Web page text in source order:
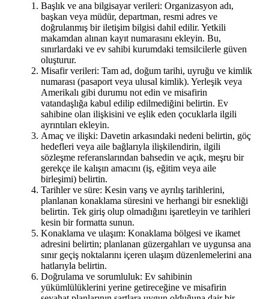
Başlık ve ana bilgisayar verileri: Organizasyon adı,
başkan veya müdür, departman, resmi adres ve
doğrulanmış bir iletişim bilgisi dahil edilir. Yetkili
makamdan alınan kayıt numarasını ekleyin. Bu,
sınırlardaki ve ev sahibi kurumdaki temsilcilerle güven
oluşturur.
Misafir verileri: Tam ad, doğum tarihi, uyruğu ve kimlik
numarası (pasaport veya ulusal kimlik). Yerleşik veya
Amerikalı gibi durumu not edin ve misafirin
vatandaşlığa kabul edilip edilmediğini belirtin. Ev
sahibine olan ilişkisini ve eşlik eden çocuklarla ilgili
ayrıntıları ekleyin.
Amaç ve ilişki: Davetin arkasındaki nedeni belirtin, göç
hedefleri veya aile bağlarıyla ilişkilendirin, ilgili
sözleşme referanslarından bahsedin ve açık, meşru bir
gerekçe ile kalışın amacını (iş, eğitim veya aile
birleşimi) belirtin.
Tarihler ve süre: Kesin varış ve ayrılış tarihlerini,
planlanan konaklama süresini ve herhangi bir esnekliği
belirtin. Tek giriş olup olmadığını işaretleyin ve tarihleri
kesin bir formatta sunun.
Konaklama ve ulaşım: Konaklama bölgesi ve ikamet
adresini belirtin; planlanan güzergahları ve uygunsa ana
sınır geçiş noktalarını içeren ulaşım düzenlemelerini ana
hatlarıyla belirtin.
Doğrulama ve sorumluluk: Ev sahibinin
yükümlülüklerini yerine getireceğine ve misafirin